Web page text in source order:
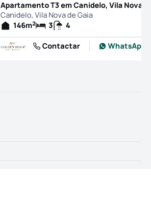
Canidelo, Vila Nova de Gaia
146m2 3
4
Contactar
WhatsApp